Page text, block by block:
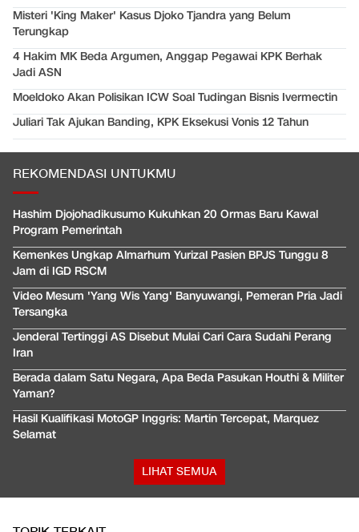
Misteri 'King Maker' Kasus Djoko Tjandra yang Belum
Terungkap
4 Hakim MK Beda Argumen, Anggap Pegawai KPK Berhak
Jadi ASN
Moeldoko Akan Polisikan ICW Soal Tudingan Bisnis Ivermectin
Juliari Tak Ajukan Banding, KPK Eksekusi Vonis 12 Tahun
REKOMENDASI UNTUKMU
Hashim Djojohadikusumo Kukuhkan 20 Ormas Baru Kawal
Program Pemerintah
Kemenkes Ungkap Almarhum Yurizal Pasien BPJS Tunggu 8
Jam di IGD RSCM
Video Mesum 'Yang Wis Yang' Banyuwangi, Pemeran Pria Jadi
Tersangka
Jenderal Tertinggi AS Disebut Mulai Cari Cara Sudahi Perang
Iran
Berada dalam Satu Negara, Apa Beda Pasukan Houthi & Militer
Yaman?
Hasil Kualifikasi MotoGP Inggris: Martin Tercepat, Marquez
Selamat
LIHAT SEMUA